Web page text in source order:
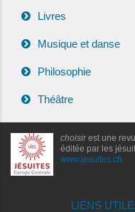
Livres
Musique et danse
Philosophie
Théâtre
choisirest une
éditée par les
www.jesuites.ch
LIENS